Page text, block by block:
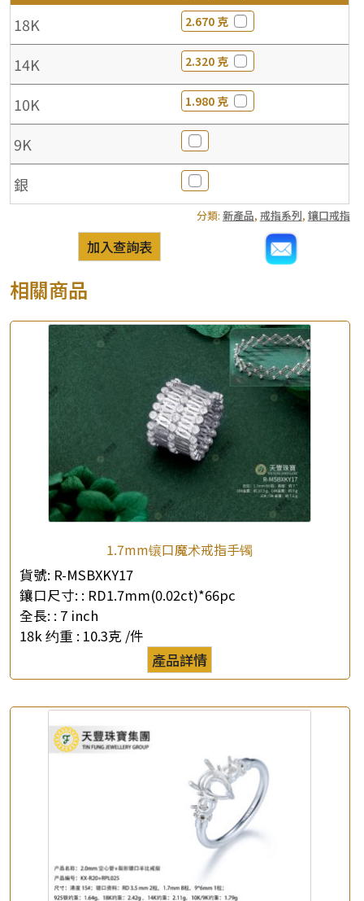
產品查詢
公司名稱
*e-mail
18K 2.670 克
14K 2.320 克
10K 1.980 克
9K
銀
分類: 新產品, 戒指系列, 鑲口戒指
加入查詢表
相關商品
1.7mm镶口魔术戒指手镯
貨號: R-MSBXKY17
鑲口尺寸: : RD1.7mm(0.02ct)*66pc
全長: : 7 inch
18k 约重 : 10.3克 /件
產品詳情